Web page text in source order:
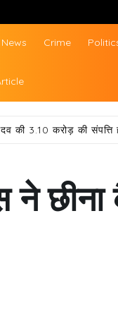
Crime
की 3.10 करोड़ की संपत्ति
ने